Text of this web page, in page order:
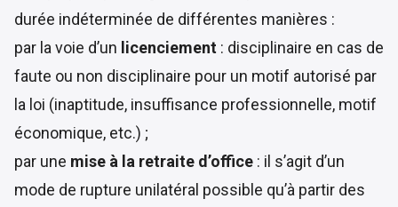
durée indéterminée de différentes manières :
par la voie d’un licenciement : disciplinaire en cas de
faute ou non disciplinaire pour un motif autorisé par
la loi (inaptitude, insuffisance professionnelle, motif
économique, etc.) ;
par une mise à la retraite d’office : il s’agit d’un
mode de rupture unilatéral possible qu’à partir des